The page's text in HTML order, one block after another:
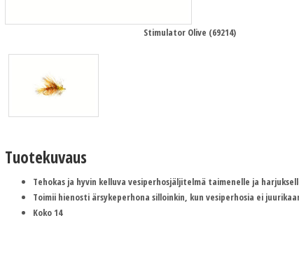
Stimulator Olive (69214)
Tuotekuvaus
Tehokas ja hyvin kelluva vesiperhosjäljitelmä taimenelle ja
Toimii hienosti ärsykeperhona silloinkin, kun vesiperhosia ei
Koko 14